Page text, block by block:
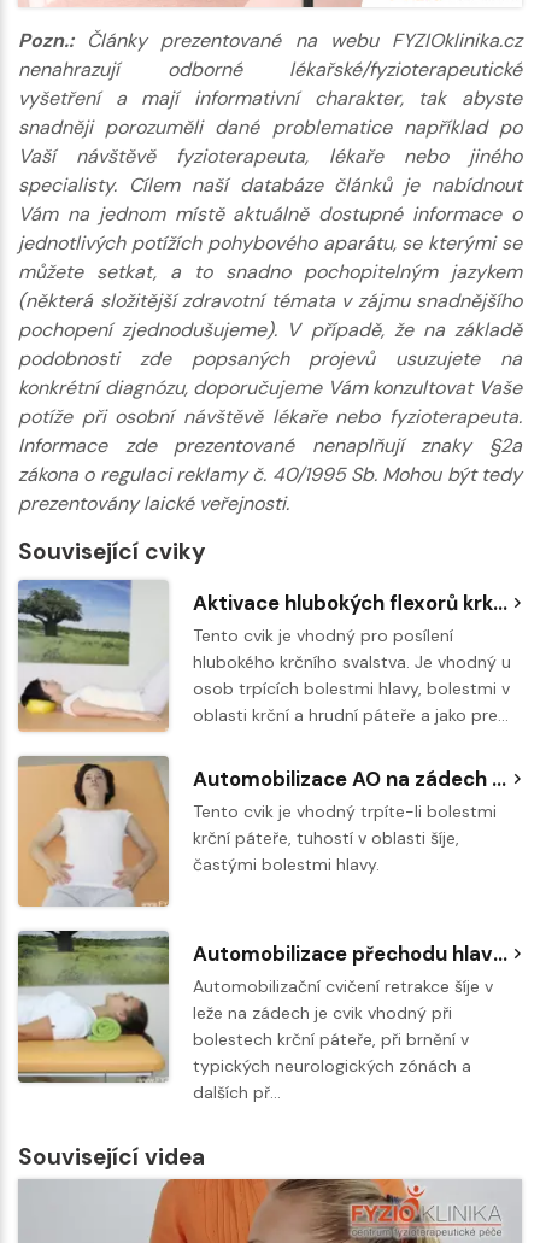
Pozn.:Články prezentované na webu FYZIOklinika.cz
nenahrazují odborné lékařské/fyzioterapeutické
vyšetření a mají informativní charakter, tak abyste
snadněji porozuměli dané problematice například po
Vaší návštěvě fyzioterapeuta, lékaře nebo jiného
specialisty. Cílem naší databáze článků je nabídnout
Vám na jednom místě aktuálně dostupné informace o
jednotlivých potížích pohybového aparátu, se kterými se
můžete setkat, a to snadno pochopitelným jazykem
(některá složitější zdravotní témata v zájmu snadnějšího
pochopení zjednodušujeme). V případě, že na základě
podobnosti zde popsaných projevů usuzujete na
konkrétní diagnózu, doporučujeme Vám konzultovat Vaše
potíže při osobní návštěvě lékaře nebo fyzioterapeuta.
Informace zde prezentované nenaplňují znaky §2a
zákona o regulaci reklamy č. 40/1995 Sb. Mohou být tedy
prezentovány laické veřejnosti.
Související cviky
Aktivace hlubokých flexorů krku vleže na zádech na overballu
Tento cvik je vhodný pro posílení
hlubokého krčního svalstva. Je vhodný u
osob trpících bolestmi hlavy, bolestmi v
oblasti krční a hrudní páteře a jako pre…
Automobilizace AO na zádech na overballu
Tento cvik je vhodný trpíte-li bolestmi
krční páteře, tuhostí v oblasti šíje,
častými bolestmi hlavy.
Automobilizace přechodu hlavy a krční páteře - retrakce vleže
Automobilizační cvičení retrakce šíje v
leže na zádech je cvik vhodný při
bolestech krční páteře, při brnění v
typických neurologických zónách a
dalších př…
Související videa